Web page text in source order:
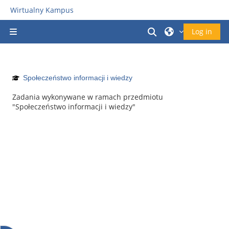
Gå direkt till huvudinnehåll
Wirtualny Kampus
Växla Log in
Społeczeństwo informacji i wiedzy
Zadania wykonywane w ramach przedmiotu
"Społeczeństwo informacji i wiedzy"